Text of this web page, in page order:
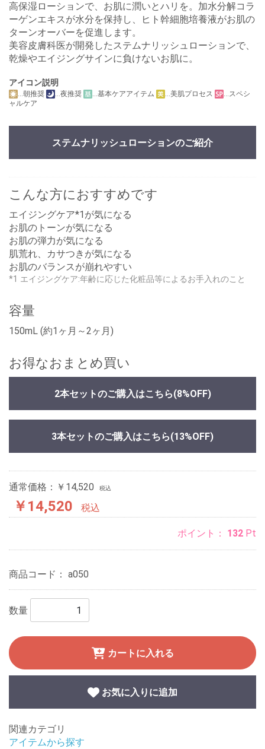
高保湿ローションで、お肌に潤いとハリを。加水分解コラ
ーゲンエキスが水分を保持し、ヒト幹細胞培養液がお肌の
ターンオーバーを促進します。
美容皮膚科医が開発したステムナリッシュローションで、
乾燥やエイジングサインに負けないお肌に。
アイコン説明
…朝推奨 …夜推奨 …基本ケアアイテム …美肌プロセス
…スペシ
ャルケア
ステムナリッシュローションのご紹介
こんな方におすすめです
エイジングケア*1が気になる
お肌のトーンが気になる
お肌の弾力が気になる
肌荒れ、カサつきが気になる
お肌のバランスが崩れやすい
*1 エイジングケア:年齢に応じた化粧品等によるお手入れのこと
容量
150mL (約1ヶ月～2ヶ月)
お得なおまとめ買い
2本セットのご購入はこちら(8%OFF)
3本セットのご購入はこちら(13%OFF)
通常価格：￥14,520 税込
￥14,520 税込
ポイント： 132 Pt
商品コード： a050
数量
カートに入れる
お気に入りに追加
関連カテゴリ
アイテムから探す